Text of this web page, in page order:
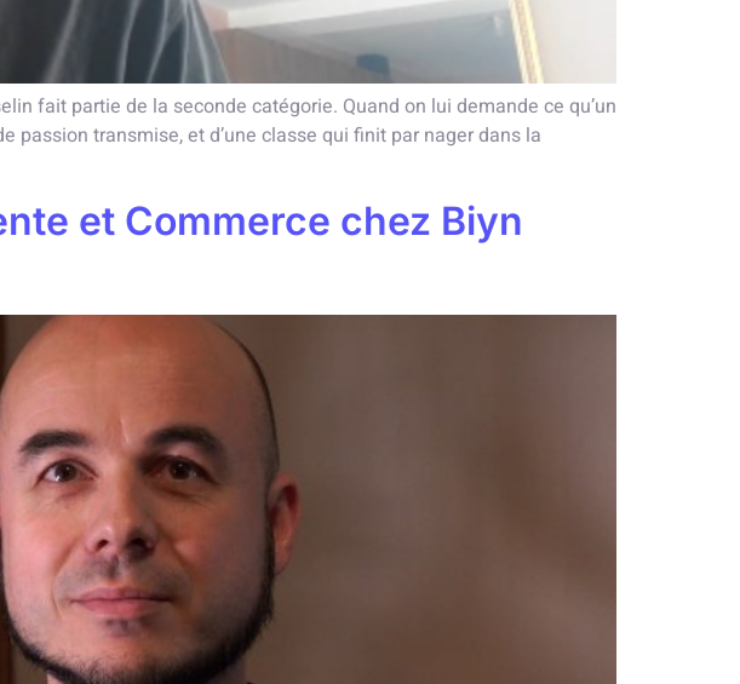
fait partie de la seconde catégorie. Quand on lui demande ce qu’un
passion transmise, et d’une classe qui finit par nager dans la
et Commerce chez Biyn